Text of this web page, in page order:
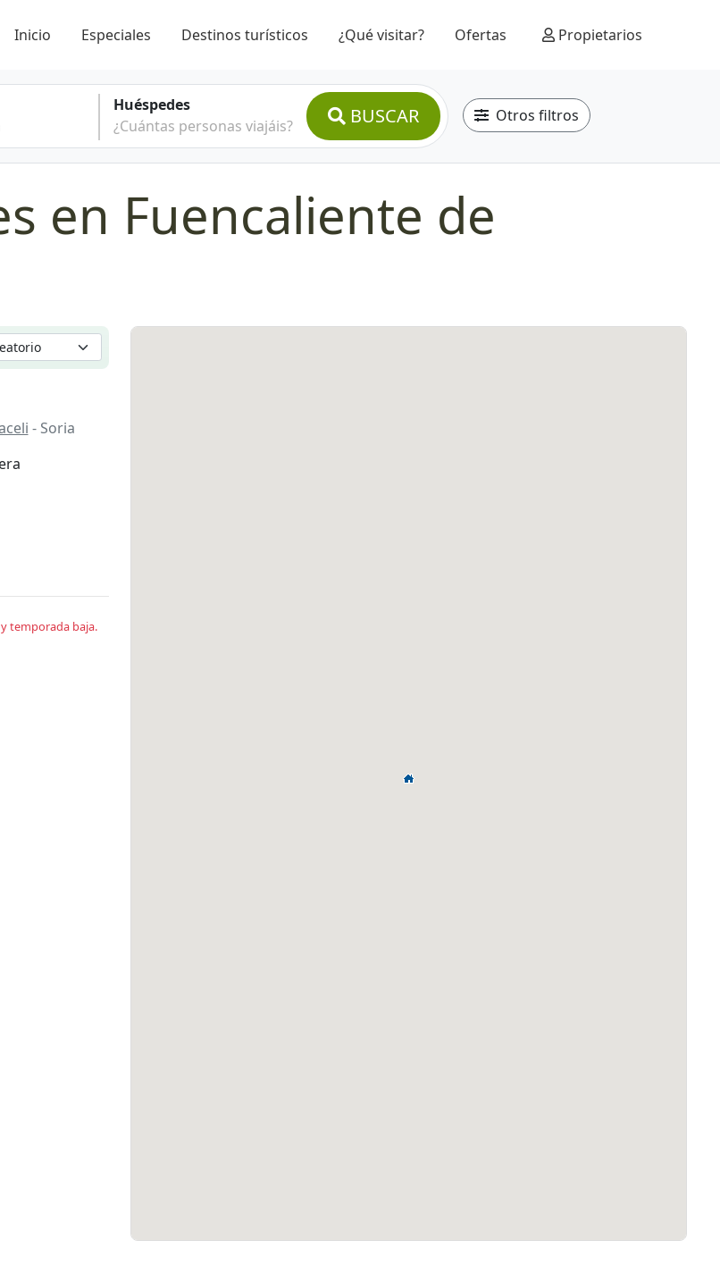
Inicio Especiales Destinos turísticos ¿Qué visitar? Ofertas Propietarios
Huéspedes
¿Cuántas personas viajáis?
BUSCAR Otros filtros
en Fuencaliente de
- Soria
temporada baja.